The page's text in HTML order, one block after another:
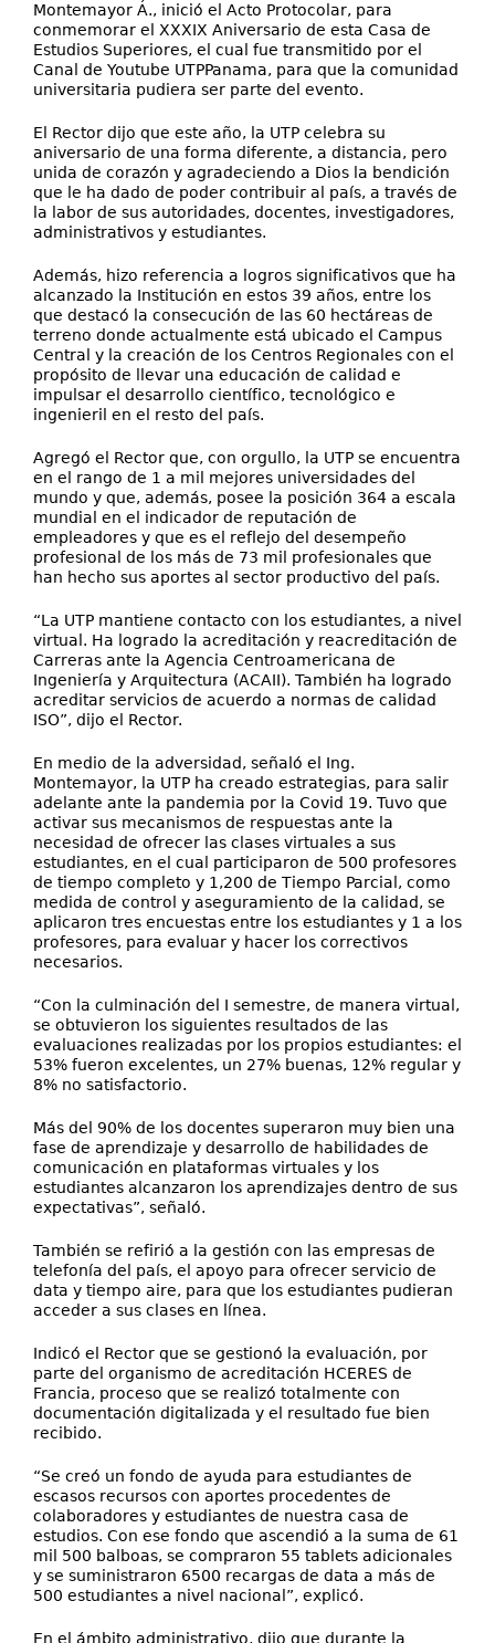
Montemayor Á., inició el Acto Protocolar, para
conmemorar el XXXIX Aniversario de esta Casa de
Estudios Superiores, el cual fue transmitido por el
Canal de Youtube UTPPanama, para que la comunidad
universitaria pudiera ser parte del evento.
El Rector dijo que este año, la UTP celebra su
aniversario de una forma diferente, a distancia, pero
unida de corazón y agradeciendo a Dios la bendición
que le ha dado de poder contribuir al país, a través de
la labor de sus autoridades, docentes, investigadores,
administrativos y estudiantes.
Además, hizo referencia a logros significativos que ha
alcanzado la Institución en estos 39 años, entre los
que destacó la consecución de las 60 hectáreas de
terreno donde actualmente está ubicado el Campus
Central y la creación de los Centros Regionales con el
propósito de llevar una educación de calidad e
impulsar el desarrollo científico, tecnológico e
ingenieril en el resto del país.
Agregó el Rector que, con orgullo, la UTP se encuentra
en el rango de 1 a mil mejores universidades del
mundo y que, además, posee la posición 364 a escala
mundial en el indicador de reputación de
empleadores y que es el reflejo del desempeño
profesional de los más de 73 mil profesionales que
han hecho sus aportes al sector productivo del país.
“La UTP mantiene contacto con los estudiantes, a nivel
virtual. Ha logrado la acreditación y reacreditación de
Carreras ante la Agencia Centroamericana de
Ingeniería y Arquitectura (ACAII). También ha logrado
acreditar servicios de acuerdo a normas de calidad
ISO”, dijo el Rector.
En medio de la adversidad, señaló el Ing.
Montemayor, la UTP ha creado estrategias, para salir
adelante ante la pandemia por la Covid 19. Tuvo que
activar sus mecanismos de respuestas ante la
necesidad de ofrecer las clases virtuales a sus
estudiantes, en el cual participaron de 500 profesores
de tiempo completo y 1,200 de Tiempo Parcial, como
medida de control y aseguramiento de la calidad, se
aplicaron tres encuestas entre los estudiantes y 1 a los
profesores, para evaluar y hacer los correctivos
necesarios.
“Con la culminación del I semestre, de manera virtual,
se obtuvieron los siguientes resultados de las
evaluaciones realizadas por los propios estudiantes: el
53% fueron excelentes, un 27% buenas, 12% regular y
8% no satisfactorio.
Más del 90% de los docentes superaron muy bien una
fase de aprendizaje y desarrollo de habilidades de
comunicación en plataformas virtuales y los
estudiantes alcanzaron los aprendizajes dentro de sus
expectativas”, señaló.
También se refirió a la gestión con las empresas de
telefonía del país, el apoyo para ofrecer servicio de
data y tiempo aire, para que los estudiantes pudieran
acceder a sus clases en línea.
Indicó el Rector que se gestionó la evaluación, por
parte del organismo de acreditación HCERES de
Francia, proceso que se realizó totalmente con
documentación digitalizada y el resultado fue bien
recibido.
“Se creó un fondo de ayuda para estudiantes de
escasos recursos con aportes procedentes de
colaboradores y estudiantes de nuestra casa de
estudios. Con ese fondo que ascendió a la suma de 61
mil 500 balboas, se compraron 55 tablets adicionales
y se suministraron 6500 recargas de data a más de
500 estudiantes a nivel nacional”, explicó.
En el ámbito administrativo, dijo que durante la